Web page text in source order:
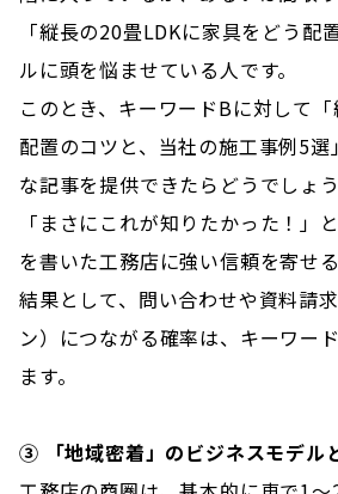
「縦長の20畳LDKに家具をどう配
ルに頭を悩ませている人です。
このとき、キーワードBに対して
配置のコツと、当社の施工事例5
な記事を提供できたらどうでしょ
「まさにこれが知りたかった！」
を書いた工務店に強い信頼を寄せ
結果として、問い合わせや資料請
ン）につながる確率は、キーワー
ます。
③ 「地域密着」のビジネスモデル